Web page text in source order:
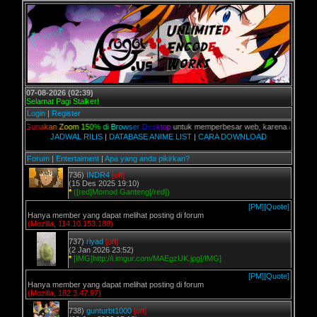
07-08-2026 (02:39)
Selamat Pagi Stalker!
Login | Register
an Zoom 150% di Brows er Desktopuntuk memperbesar web, karena aslinya web
JADWAL RILIS | DATABASE ANIME LIST | CARA DOWNLOAD
Forum | Entertaiment | Apa yang anda pikirkan?
736) INDR4 [off]
(15 Des 2025 19:10)
* ([red]Momod Ganteng[/red])
[PM][Quote]
Hanya member yang dapat melihat posting di forum
(Mozilla, 114.10.153.188)
737) riyad [off]
(2 Jan 2026 23:52)
* [IMG]http://i.imgur.com/MAEgzUK.jpg[/IMG]
[PM][Quote]
Hanya member yang dapat melihat posting di forum
(Mozilla, 182.3.47.97)
738) gunturbt1000 [off]